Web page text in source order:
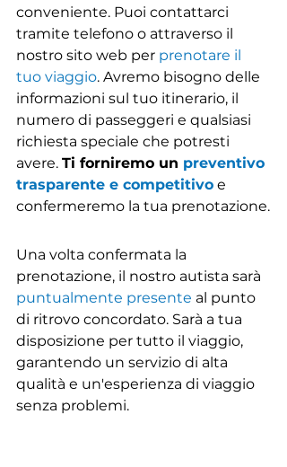
conveniente. Puoi contattarci
tramite telefono o attraverso il
nostro sito web per prenotare il
tuo viaggio. Avremo bisogno delle
informazioni sul tuo itinerario, il
numero di passeggeri e qualsiasi
richiesta speciale che potresti
avere. Ti forniremo un preventivo
trasparente e competitivo e
confermeremo la tua prenotazione.
Una volta confermata la
prenotazione, il nostro autista sarà
puntualmente presente al punto
di ritrovo concordato. Sarà a tua
disposizione per tutto il viaggio,
garantendo un servizio di alta
qualità e un'esperienza di viaggio
senza problemi.